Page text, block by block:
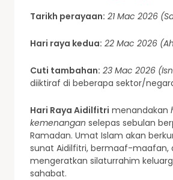
Tarikh perayaan: 21 Mac 2026
Hari raya kedua: 22 Mac 2026
Cuti tambahan: 23 Mac 2026
diiktiraf di beberapa sektor/
Hari Raya Aidilfitri menandakan
kemenangan selepas sebulan
Ramadan. Umat Islam akan
sunat Aidilfitri, bermaaf-maafan,
mengeratkan silaturrahim
sahabat.